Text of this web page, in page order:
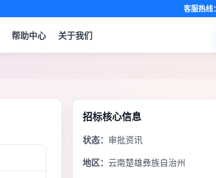
客服热
帮助中心 关于我们
招标核心信息
状态： 审批资讯
地区： 云南楚雄彝族自治州